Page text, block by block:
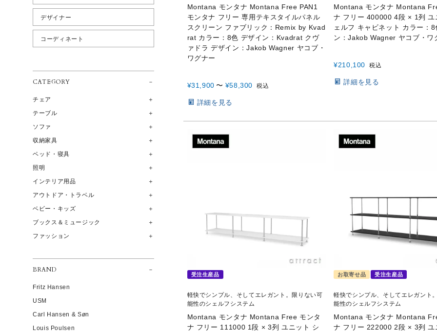
デザイナー
コーディネート
CATEGORY
チェア
テーブル
ソファ
収納家具
ベッド・寝具
照明
インテリア用品
アウトドア・トラベル
ベビー・キッズ
ブックス＆ミュージック
ファッション
BRAND
Fritz Hansen
USM
Carl Hansen & Søn
Louis Poulsen
Montana モンタナ Montana Free PAN1
モンタナ フリー 専用テキスタイルパネル
スクリーン ファブリック：Remix by Kvad
rat カラー：8色 デザイン：Kvadrat クヴ
ァドラ デザイン：Jakob Wagner ヤコブ・
ワグナー
¥31,900 〜 ¥58,300 税込
詳細を見る
Montana モンタナ Montana
ナ フリー 400000 4段 × 1列 ユ
ェルフ キャビネット カラー：8
ン：Jakob Wagner ヤコブ・ワ
¥210,100 税込
詳細を見る
受注生産品
軽快でシンプル、そしてエレガント。限りない可
能性のシェルフシステム
Montana モンタナ Montana Free モンタ
ナ フリー 111000 1段 × 3列 ユニット シ
お取寄せ品 受注生産品
軽快でシンプル、そしてエレガント
能性のシェルフシステム
Montana モンタナ Montana
ナ フリー 222000 2段 × 3列 ユ